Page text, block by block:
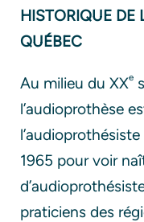
HISTORIQUE DE
QUÉBEC
Au milieu du XXe
l’audioprothèse
1965 pour voir
praticiens des